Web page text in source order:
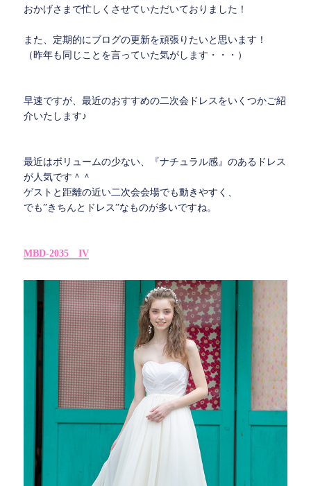
おかげさまで忙しくさせていただいておりました！
また、定期的にブログの更新を頑張りたいと思います！
（昨年も同じことを言っていた気がします・・・）
早速ですが、最近のおすすめの二次会ドレスをいくつかご紹
介いたします♪
最近はボリュームの少ない、『ナチュラル感』のあるドレス
が人気です＾＾
ゲストと距離の近い二次会会場でも動きやすく、
でも”きちんとドレス”なものが多いですね。
MBD-2035 IV